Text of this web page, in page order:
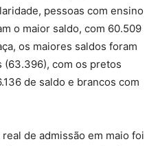
pessoas com ensino
o maior saldo, com 60.509
os maiores saldos foram
com os pretos
de saldo e brancos com
de admissão em maio foi